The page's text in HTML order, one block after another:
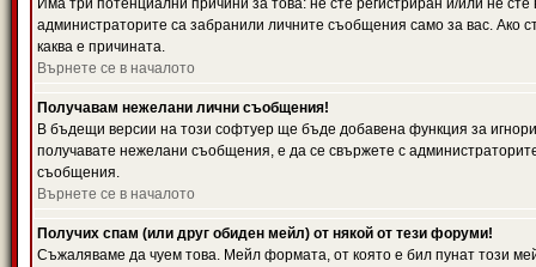
Има три потенциални причини за това: не сте регистриран и/или не
администраторите са забранили личните съобщения само за вас. Ако
каква е причината.
Върнете се в началото
Получавам нежелани лични съобщения!
В бъдещи версии на този софтуер ще бъде добавена функция за
получавате нежелани съобщения, е да се свържете с
съобщения.
Върнете се в началото
Получих спам (или друг обиден мейл) от някой от тези форуми!
Съжаляваме да чуем това. Мейл формата, от която е бил пунат този